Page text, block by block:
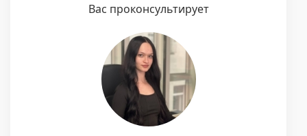
Вас проконсультирует